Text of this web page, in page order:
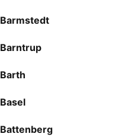
Barmstedt
Barntrup
Barth
Basel
Battenberg